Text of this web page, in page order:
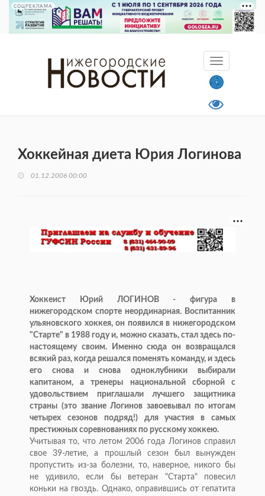
СОЦРЕКЛАМА
Хоккейная диета Юрия Логинова
01.12.2006 00:00
Хоккеист Юрий ЛОГИНОВ - фигура в
нижегородском спорте неординарная. Воспитанник
ульяновского хоккея, он появился в нижегородском
"Старте" в 1988 году и, можно сказать, стал здесь по-
настоящему своим. Именно сюда он возвращался
всякий раз, когда решался поменять команду, и здесь
его снова и снова одноклубники выбирали
капитаном, а тренеры национальной сборной с
удовольствием приглашали лучшего защитника
страны (это звание Логинов завоевывал по итогам
четырех сезонов подряд!) для участия в самых
престижных соревнованиях по русскому хоккею.
Учитывая то, что летом 2006 года Логинов справил
свое 39-летие, а прошлый сезон был вынужден
пропустить из-за болезни, то, наверное, никого бы
не удивило, если бы ветеран "Старта" повесил
коньки на гвоздь. Однако, оправившись от гепатита